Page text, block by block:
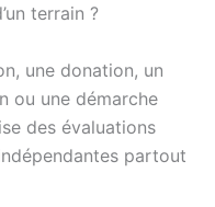
terrain ?
une donation, un
ou une démarche
des évaluations
partout